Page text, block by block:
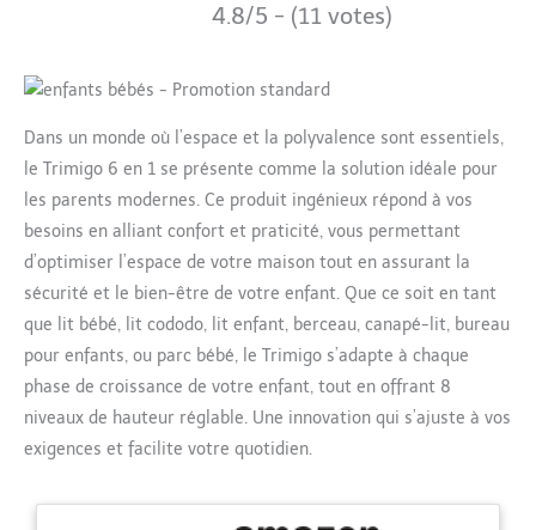
4.8/5 - (11 votes)
Dans un monde où l’espace et la polyvalence sont essentiels,
le Trimigo 6 en 1 se présente comme la solution idéale pour
les parents modernes. Ce produit ingénieux répond à vos
besoins en alliant confort et praticité, vous permettant
d’optimiser l’espace de votre maison tout en assurant la
sécurité et le bien-être de votre enfant. Que ce soit en tant
que lit bébé, lit cododo, lit enfant, berceau, canapé-lit, bureau
pour enfants, ou parc bébé, le Trimigo s’adapte à chaque
phase de croissance de votre enfant, tout en offrant 8
niveaux de hauteur réglable. Une innovation qui s’ajuste à vos
exigences et facilite votre quotidien.